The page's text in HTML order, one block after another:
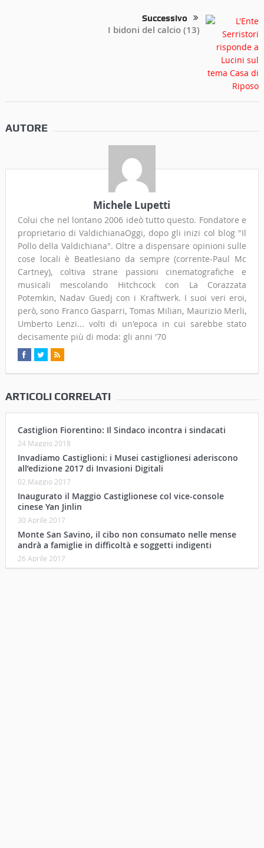
Successivo
I bidoni del calcio (13)
AUTORE
Michele Lupetti
Colui che nel lontano 2006 ideò tutto questo. Fondatore e
proprietario di ValdichianaOggi, dopo gli inizi col blog "Il
Pollo della Valdichiana". Oltre a dispensare opinioni sulle
cose locali è Beatlesiano da sempre (corrente-Paul Mc
Cartney), coltiva strane passioni cinematografiche e
musicali mescolando Hitchcock con La Corazzata
Potemkin, Nadav Guedj con i Kraftwerk. I suoi veri eroi,
però, sono Franco Gasparri, Tomas Milian, Maurizio Merli,
Umberto Lenzi... volti di un'epoca in cui sarebbe stato
decisamente più di moda: gli anni '70
ARTICOLI CORRELATI
Castiglion Fiorentino: Il Sindaco incontra i sindacati
24 Maggio 2018
Invadiamo Castiglioni: i Musei castiglionesi aderiscono
all’edizione 2017 di Invasioni Digitali
02 Maggio 2017
Inaugurato il Maggio Castiglionese col vice-console
cinese Yan Jinlin
30 Aprile 2017
Monte San Savino, il cibo non consumato nelle mense
andrà a famiglie in difficoltà e soggetti indigenti
26 Aprile 2017